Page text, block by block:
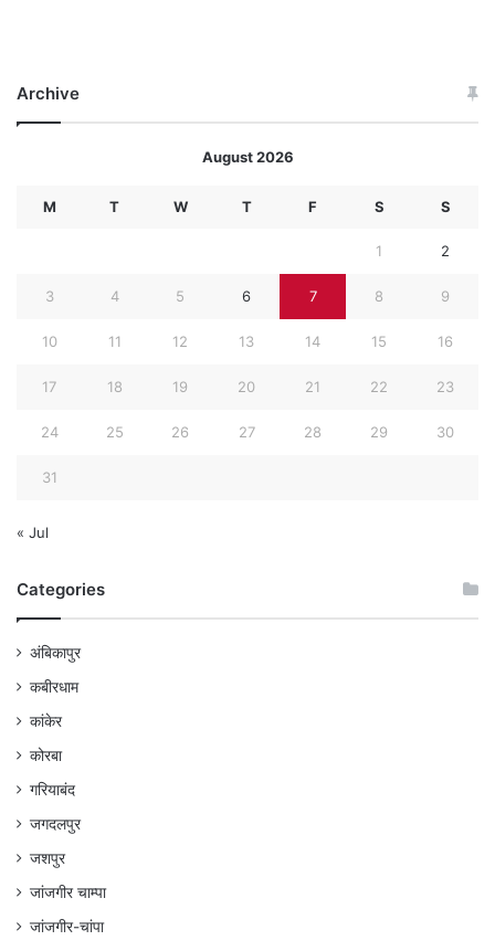
Archive
August 2026
M T W T F S S
1 2
3 4 5 6 7 8 9
10 11 12 13 14 15 16
17 18 19 20 21 22 23
24 25 26 27 28 29 30
31
« Jul
Categories
अंबिकापुर
कबीरधाम
कांकेर
कोरबा
गरियाबंद
जगदलपुर
जशपुर
जांजगीर चाम्पा
जांजगीर-चांपा